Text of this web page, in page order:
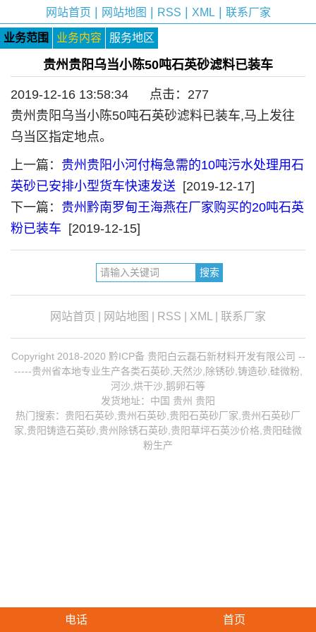
网站首页 网站地图 RSS XML| 联系厂家
业务范围 业务内容 服务地区
贵州贵阳乌当小陈50吨石英砂滤料已装车
2019-12-16 13:58:34 点击： 277
贵州贵阳乌当小陈50吨石英砂滤料已装车,马上发往
乌当区指定地点。
上一篇： 贵州贵阳小河付梅急需的10吨污水处理用石
英砂已安排小型货车快速发送
[2019-12-17]
下一篇： 贵州黔南罗甸王海燕在厂家购买的20吨石英
粉已装车
[2019-12-15]
网站首页 网站地图 RSS XML 联系厂家
Copyright 2018-2020 黔ICP备 贵阳白云磊石新材料开发有限公司 --
-----贵州省本地专业生产各类石英砂,天然沙,除锈砂,铸造砂,硅微粉,
河沙,烘干沙,鹅卵石等
发货地址：中国 贵州 贵阳
热门搜索： 贵阳石英砂 ,贵州石英砂,贵阳石英砂厂家, 贵州石英砂厂
家 贵阳铸造石英砂 贵州除锈石英砂 ,贵阳草坪石英沙价格,贵阳硅微
粉生产
电话 首页